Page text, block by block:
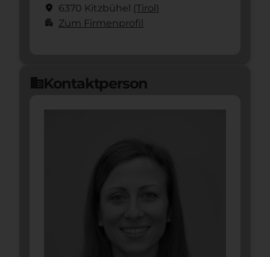
location_on 6370 Kitzbühel (Tirol)
apartment Zum Firmenprofil
domainKontaktperson